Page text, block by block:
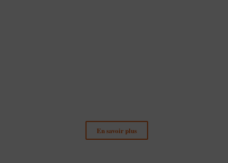
En savoir plus